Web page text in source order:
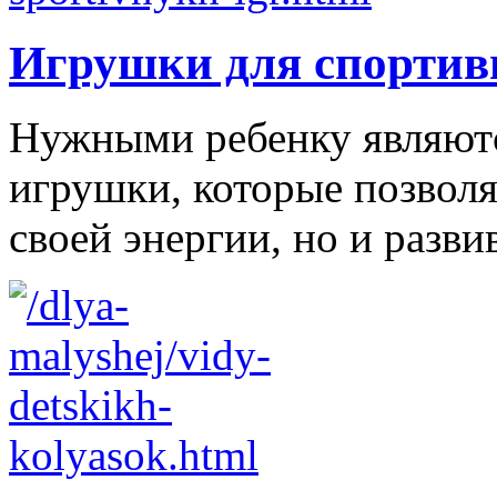
Игрушки для
Нужными ребенку
игрушки, которые
своей энергии, но и